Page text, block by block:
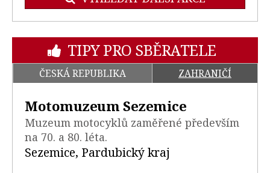
TIPY PRO SBĚRATELE
ČESKÁ REPUBLIKA ZAHRANIČÍ
Motomuzeum Sezemice
Muzeum motocyklů zaměřené především
na 70. a 80. léta.
Sezemice, Pardubický kraj